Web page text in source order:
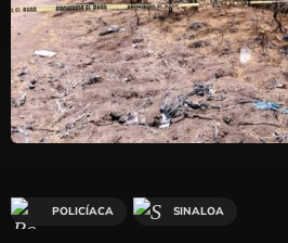
POLICÍACA SINALOA